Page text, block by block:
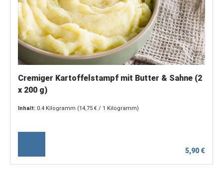
Cremiger Kartoffelstampf mit Butter & Sahne (2
x 200 g)
Inhalt: 0.4 Kilogramm (14,75 € / 1 Kilogramm)
5,90 €